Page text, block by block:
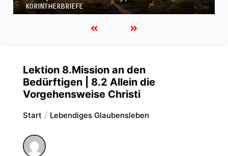
KORINTHERBRIEFE
Lektion 8.Mission an den
Bedürftigen | 8.2 Allein die
Vorgehensweise Christi
Start Lebendiges Glaubensleben